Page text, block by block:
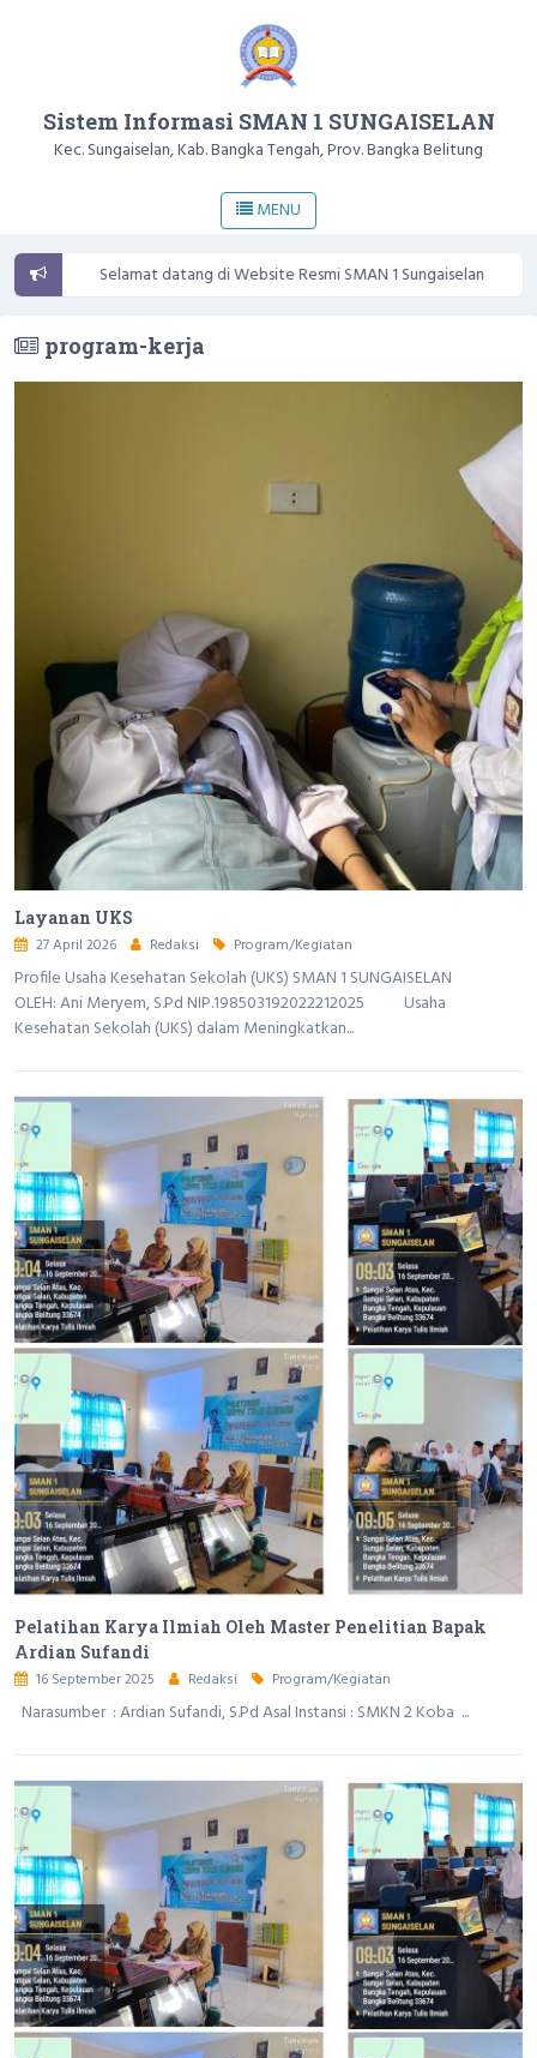
Sistem Informasi SMAN 1 SUNGAISELAN
Kec. Sungaiselan, Kab. Bangka Tengah, Prov. Bangka Belitung
MENU
Selamat datang di Website Resmi SMAN 1 Sungaiselan
program-kerja
Layanan UKS
27 April 2026 Redaksi Program/Kegiatan
Profile Usaha Kesehatan Sekolah (UKS) SMAN 1 SUNGAISELAN
OLEH: Ani Meryem, S.Pd NIP.198503192022212025 Usaha
Kesehatan Sekolah (UKS) dalam Meningkatkan...
Pelatihan Karya Ilmiah Oleh Master Penelitian Bapak
Ardian Sufandi
16 September 2025 Redaksi Program/Kegiatan
Narasumber : Ardian Sufandi, S.Pd Asal Instansi : SMKN 2 Koba ...